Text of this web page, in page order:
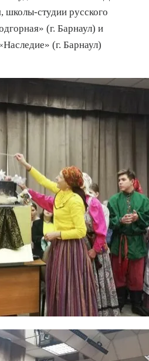
школы-студии русского
(г. Барнаул) и
(г. Барнаул)